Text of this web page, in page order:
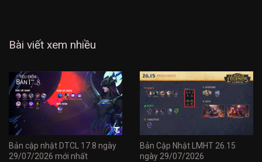
Bài viết xem nhiều
Bản cập nhật DTCL 17.8 ngày
29/07/2026 mới nhất
Bản Cập Nhật LMHT 26.15
ngày 29/07/2026